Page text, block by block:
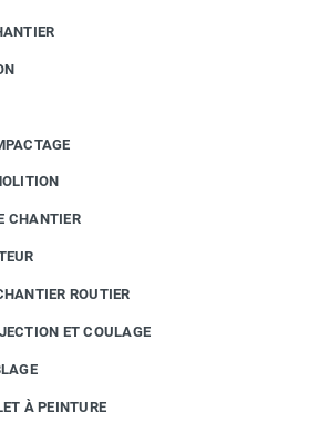
CHANTIER
ROUTIER
ET COULAGE
À PEINTURE